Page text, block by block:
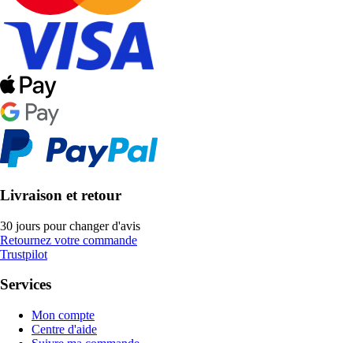
Livraison et retour
30 jours pour changer d'avis
Retournez votre commande
Trustpilot
Services
Mon compte
Centre d'aide